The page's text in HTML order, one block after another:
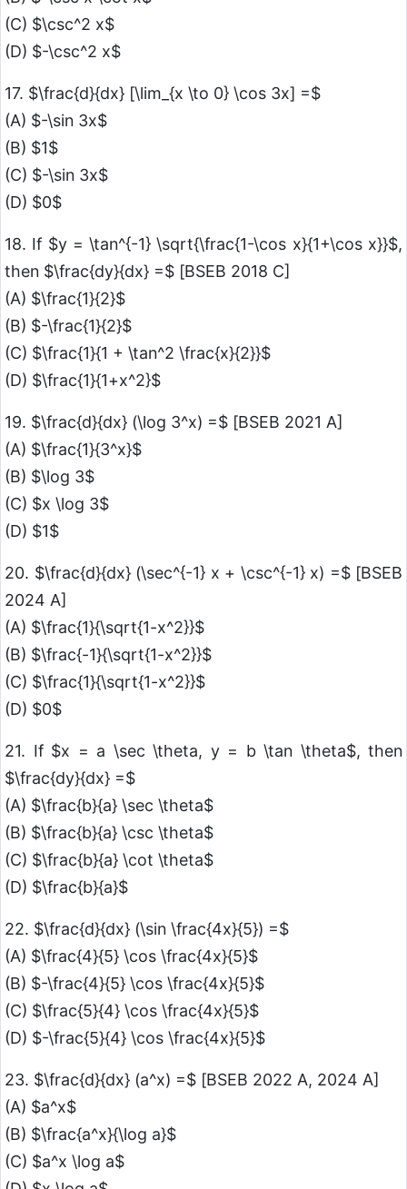
(C) $\csc^2 x$
(D) $-\csc^2 x$
17. $\frac{d}{dx} [\lim_{x \to 0} \cos 3x] =$
(A) $-\sin 3x$
(B) $1$
(C) $-\sin 3x$
(D) $0$
18. If $y = \tan^{-1} \sqrt{\frac{1-\cos x}{1+\cos x}}$,
then $\frac{dy}{dx} =$ [BSEB 2018 C]
(A) $\frac{1}{2}$
(B) $-\frac{1}{2}$
(C) $\frac{1}{1 + \tan^2 \frac{x}{2}}$
(D) $\frac{1}{1+x^2}$
19. $\frac{d}{dx} (\log 3^x) =$ [BSEB 2021 A]
(A) $\frac{1}{3^x}$
(B) $\log 3$
(C) $x \log 3$
(D) $1$
20. $\frac{d}{dx} (\sec^{-1} x + \csc^{-1} x) =$ [BSEB
2024 A]
(A) $\frac{1}{\sqrt{1-x^2}}$
(B) $\frac{-1}{\sqrt{1-x^2}}$
(C) $\frac{1}{\sqrt{1-x^2}}$
(D) $0$
21. If $x = a \sec \theta, y = b \tan \theta$, then
$\frac{dy}{dx} =$
(A) $\frac{b}{a} \sec \theta$
(B) $\frac{b}{a} \csc \theta$
(C) $\frac{b}{a} \cot \theta$
(D) $\frac{b}{a}$
22. $\frac{d}{dx} (\sin \frac{4x}{5}) =$
(A) $\frac{4}{5} \cos \frac{4x}{5}$
(B) $-\frac{4}{5} \cos \frac{4x}{5}$
(C) $\frac{5}{4} \cos \frac{4x}{5}$
(D) $-\frac{5}{4} \cos \frac{4x}{5}$
23. $\frac{d}{dx} (a^x) =$ [BSEB 2022 A, 2024 A]
(A) $a^x$
(B) $\frac{a^x}{\log a}$
(C) $a^x \log a$